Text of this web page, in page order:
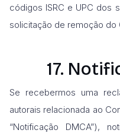
códigos ISRC e UPC dos
solicitação de remoção do
17.
Se recebermos uma
autorais relacionada ao
“Notificação DMCA”),